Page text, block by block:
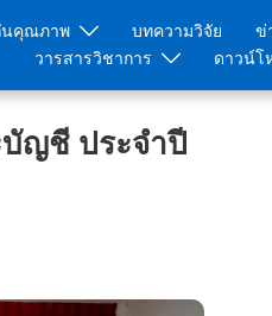
นคุณภาพ บทความวิจัย ข่
วารสารวิชาการ
ดาวน์โ
ญชี ประจำปี